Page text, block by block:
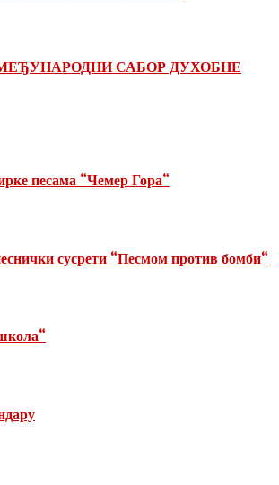
САБОР ДУХОБНЕ
песама “Чемер Гора“
сусрети “Песмом против бомби“